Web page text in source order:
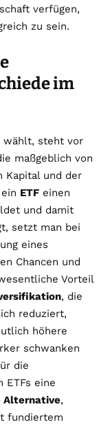
verfügen,
zu sein.
im
wählt, steht vor
maßgeblich von
Kapital und der
ETF einen
und damit
setzt man bei
eines
Chancen und
Vorteil
, die
reduziert,
höhere
schwanken
die
ETFs eine
Alternative,
fundiertem